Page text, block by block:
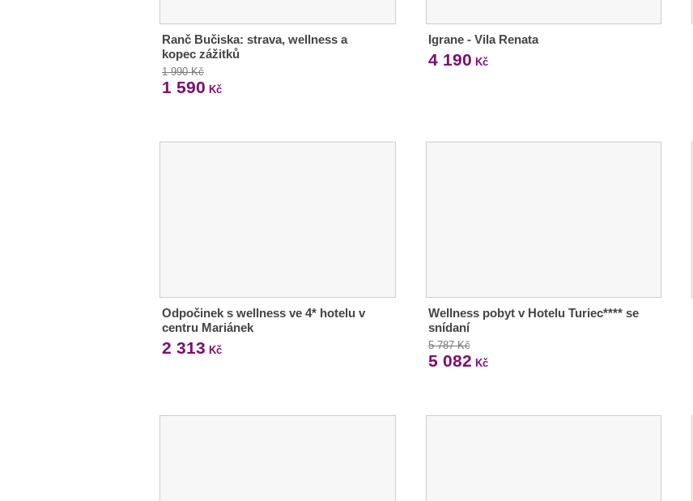
Ranč Bučiska: strava, wellness a
kopec zážitků
1 990 Kč
1 590 Kč
Igrane - Vila Renata
4 190 Kč
Odpočinek s wellness ve 4* hotelu v
centru Mariánek
2 313 Kč
Wellness pobyt v Hotelu Turiec**** se
snídaní
5 787 Kč
5 082 Kč